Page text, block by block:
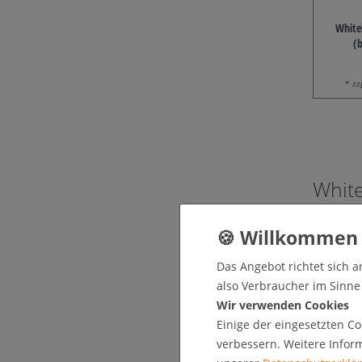
*
halten Sie
Bei net-
und in
Das Angebot richtet sich
also Verbraucher im
Wir verwenden Cookies
Einige der eingesetzten
verbessern. Weitere